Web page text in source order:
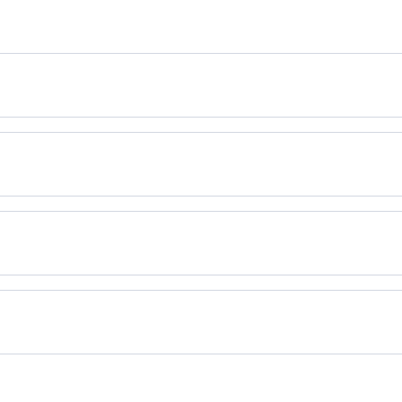
o głęboko nasyconej, ciemnej barwie, która przywodzi na
trwałą formułą, nadającą paznokciom wyjątkowy blask i
COPOLYMER, HYDROXYPROPYL METHACRYLATE, BIS-
PHENYLPHOSPHINATE, SILICA, BHT, P-
CI 77492, CI 77499, CI 77510, CI 77742, CI 77007, CI 60725.
bazy hybrydowej, a następnie utwardź przy pomocy
osiągnięcia satysfakcjonującego efektu. Stylizację zakończ
koloru należy zaaplikować go na jasną bazę.